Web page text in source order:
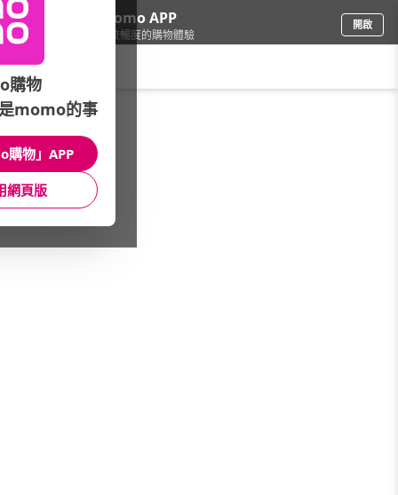
下載momo APP
給你3倍流暢度的購物體驗
開啟
品牌旗艦/ROBINMAY
本館精選商品
館長推薦 月銷量
購物
momo的事
購物」APP
網頁版